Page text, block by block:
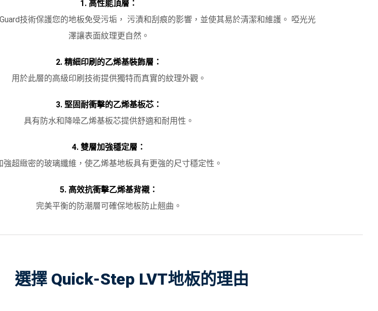
1. 高性能頂層：
技術保護您的地板免受污垢， 污漬和刮痕的影響，並使其易於清潔和維護。 啞光光
澤讓表面紋理更自然。
2. 精細印刷的乙烯基裝飾層：
用於此層的高級印刷技術提供獨特而真實的紋理外觀。
3. 堅固耐衝擊的乙烯基板芯：
具有防水和降噪乙烯基板芯提供舒適和耐用性。
4. 雙層加強穩定層：
強超緻密的玻璃纖維，使乙烯基地板具有更強的尺寸穩定性。
5. 高效抗衝擊乙烯基背襯：
完美平衡的防潮層可確保地板防止翹曲。
選擇 Quick-Step LVT地板的理由